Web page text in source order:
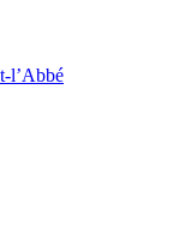
l’Abbé